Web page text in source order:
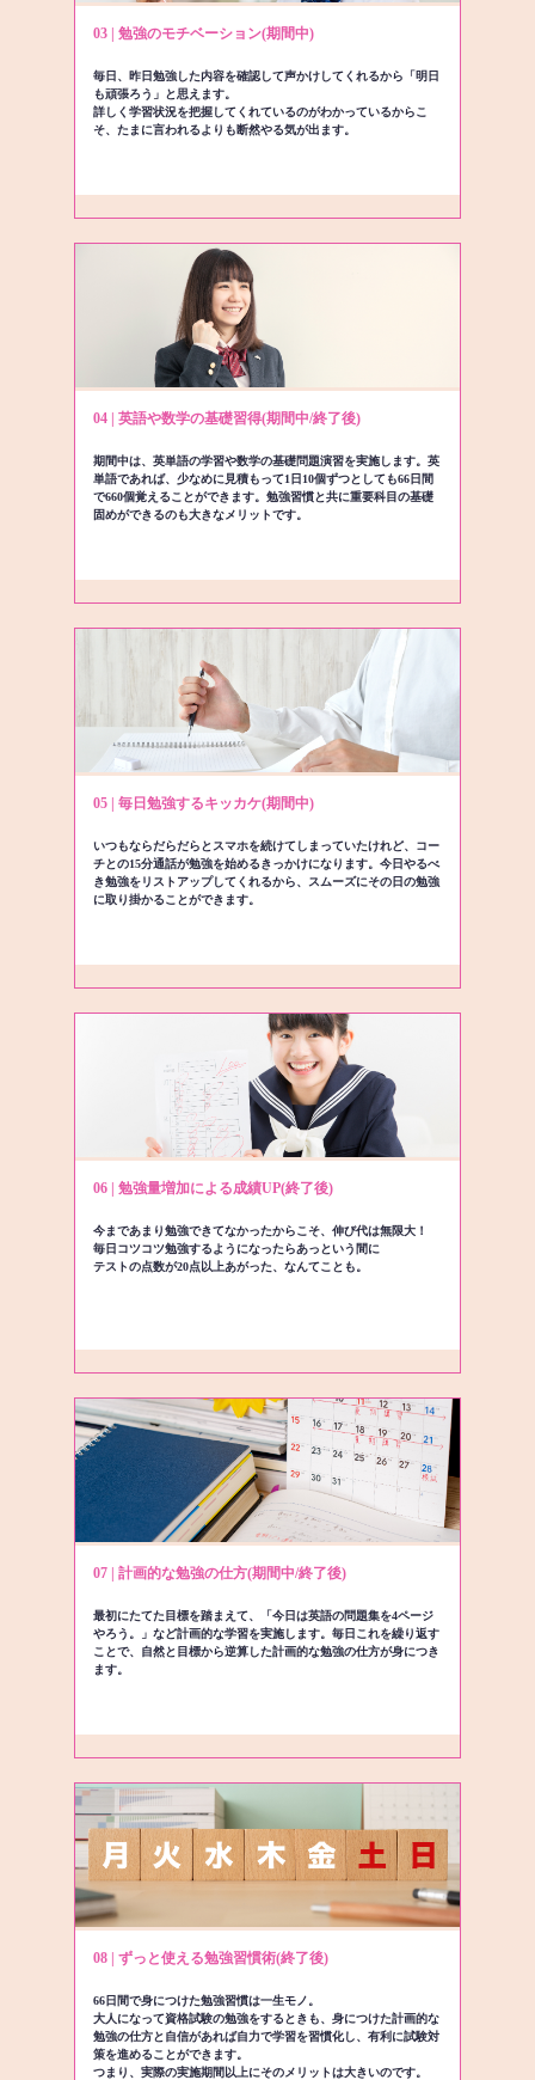
03 | 勉強のモチベーション(期間中)
毎日、昨日勉強した内容を確認して声かけしてくれるから「明日
も頑張ろう」と思えます。
詳しく学習状況を把握してくれているのがわかっているからこ
そ、たまに言われるよりも断然やる気が出ます。
04 | 英語や数学の基礎習得(期間中/終了後)
期間中は、英単語の学習や数学の基礎問題演習を実施します。英
単語であれば、少なめに見積もって1日10個ずつとしても66日間
で660個覚えることができます。勉強習慣と共に重要科目の基礎
固めができるのも大きなメリットです。
05 | 毎日勉強するキッカケ(期間中)
いつもならだらだらとスマホを続けてしまっていたけれど、コー
チとの15分通話が勉強を始めるきっかけになります。今日やるべ
き勉強をリストアップしてくれるから、スムーズにその日の勉強
に取り掛かることができます。
06 | 勉強量増加による成績UP(終了後)
今まであまり勉強できてなかったからこそ、伸び代は無限大！
毎日コツコツ勉強するようになったらあっという間に
テストの点数が20点以上あがった、なんてことも。
07 | 計画的な勉強の仕方(期間中/終了後)
最初にたてた目標を踏まえて、「今日は英語の問題集を4ページ
やろう。」など計画的な学習を実施します。毎日これを繰り返す
ことで、自然と目標から逆算した計画的な勉強の仕方が身につき
ます。
08 | ずっと使える勉強習慣術(終了後)
66日間で身につけた勉強習慣は一生モノ。
大人になって資格試験の勉強をするときも、身につけた計画的な
勉強の仕方と自信があれば自力で学習を習慣化し、有利に試験対
策を進めることができます。
つまり、実際の実施期間以上にそのメリットは大きいのです。